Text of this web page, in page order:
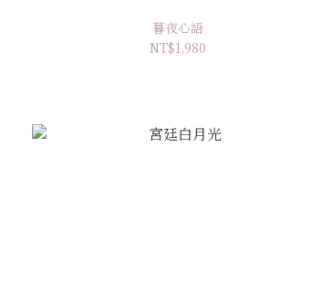
暮夜心語
NT$1,980